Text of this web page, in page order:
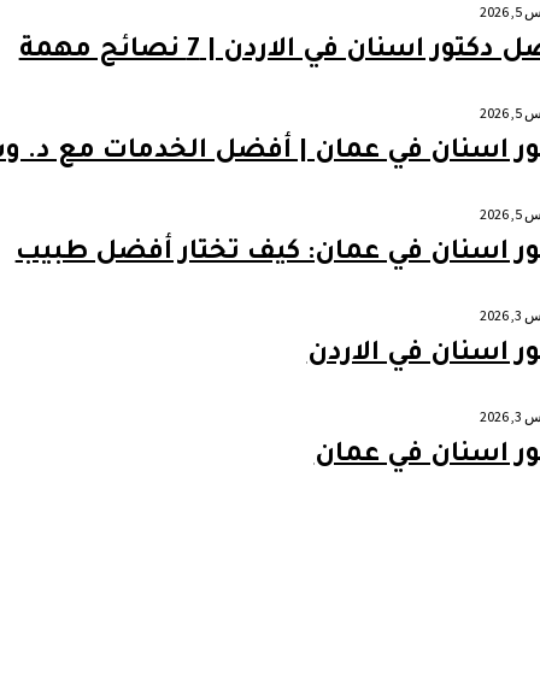
دكتور اسنان في الاردن | 7 نصائح مهمة
اسنان في عمان | أفضل الخدمات مع د.
اسنان في عمان: كيف تختار أفضل طبيب
اسنان في الاردن
اسنان في عمان